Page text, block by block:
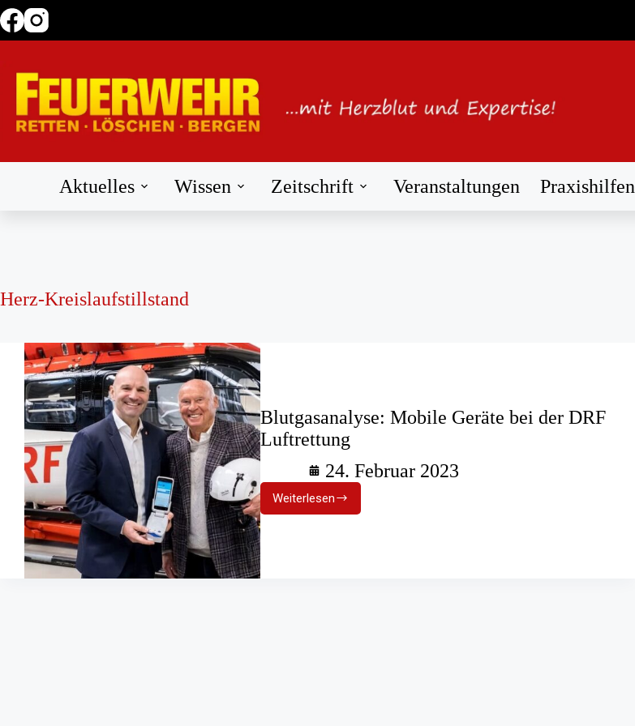
Zum
Inhalt
Aktuelles Wissen Zeitschrift Veranstaltungen Praxishilfen
Herz-Kreislaufstillstand
Blutgasanalyse: Mobile Geräte bei der DRF
Luftrettung
24. Februar 2023
WeiterlesenBlutgasanalyse:
Mobile